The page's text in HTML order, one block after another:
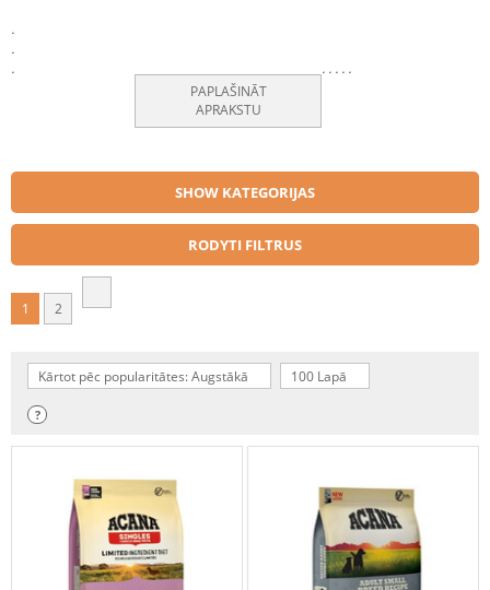
.
.
.
PAPLAŠINĀT
APRAKSTU
. . . . .
SHOW KATEGORIJAS
RODYTI FILTRUS
1 2
Kārtot pēc popularitātes: Augstākā 100 Lapā
?